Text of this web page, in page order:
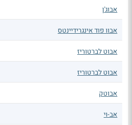
אבוג'ן
אבוו פוד אינגרידיינטס
אבוט לברטוריז
אבוט לברטוריז
אבוטק
אב-וי